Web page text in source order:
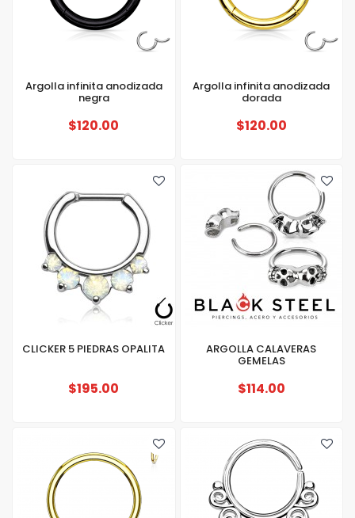
Argolla infinita anodizada
negra
$120.00
Argolla infinita anodizada
dorada
$120.00
CLICKER 5 PIEDRAS OPALITA
$195.00
ARGOLLA CALAVERAS
GEMELAS
$114.00